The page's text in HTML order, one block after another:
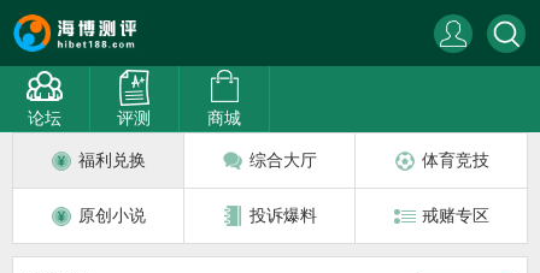
论坛 评测 商城
福利兑换 综合大厅 体育竞技
原创小说 投诉爆料 戒赌专区